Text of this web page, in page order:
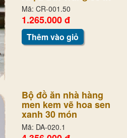
Mã: CR-001.50
1.265.000 đ
Thêm vào giỏ
Bộ đồ ăn nhà hàng
men kem vẽ hoa sen
xanh 30 món
Mã: DA-020.1